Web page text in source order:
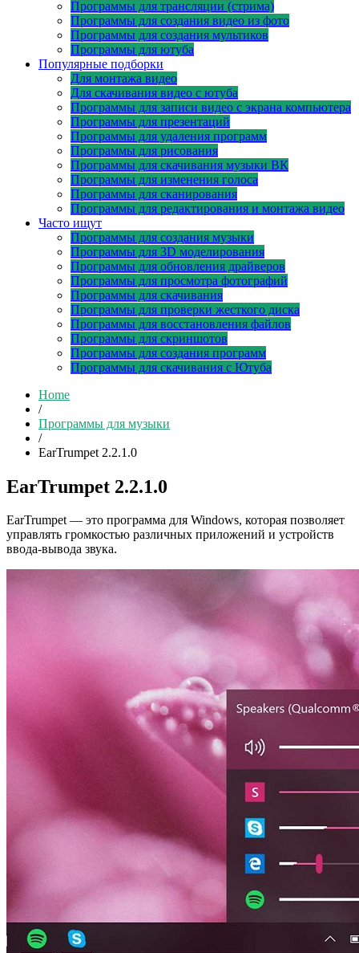
Программы для трансляции (стрима)
Программы для создания видео из фото
Программы для создания мультиков
Программы для ютуба
Популярные подборки
Для монтажа видео
Для скачивания видео с ютуба
Программы для записи видео с экрана компьютера
Программы для презентаций
Программы для удаления программ
Программы для рисования
Программы для скачивания музыки ВК
Программы для изменения голоса
Программы для сканирования
Программы для редактирования и монтажа видео
Часто ищут
Программы для создания музыки
Программы для 3D моделирования
Программы для обновления драйверов
Программы для просмотра фотографий
Программы для скачивания
Программы для проверки жесткого диска
Программы для восстановления файлов
Программы для скриншотов
Программы для создания программ
Программы для скачивания с Ютуба
Home
/
Программы для музыки
/
EarTrumpet 2.2.1.0
EarTrumpet 2.2.1.0
EarTrumpet — это программа для Windows, которая позволяет
управлять громкостью различных приложений и устройств
ввода-вывода звука.